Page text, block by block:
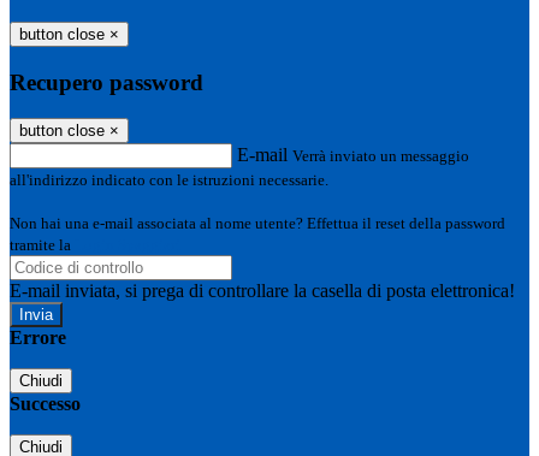
button close ×
Recupero password
button close ×
E-mail Verrà inviato un messaggio
all'indirizzo indicato con le istruzioni necessarie.
Non hai una e-mail associata al nome utente? Effettua il reset della password
tramite la
E-mail inviata, si prega di controllare la casella di posta elettronica!
Errore
Chiudi
Successo
Chiudi